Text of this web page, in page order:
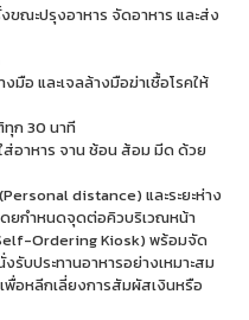
ณะปรุงอาหาร จัดอาหาร และส่ง
มือ และเจลล้างมือฆ่าเชื้อโรคให้
ทุก 30 นาที
ส่อาหาร จาน ช้อน ส้อม มีด ด้วย
distance) และระยะห่าง
ยกำหนดจุดต่อคิวบริเวณหน้า
Ordering Kiosk) พร้อมจัด
รับประทานอาหารอย่างเหมาะสม
พื่อหลีกเลี่ยงการสัมผัสเงินหรือ